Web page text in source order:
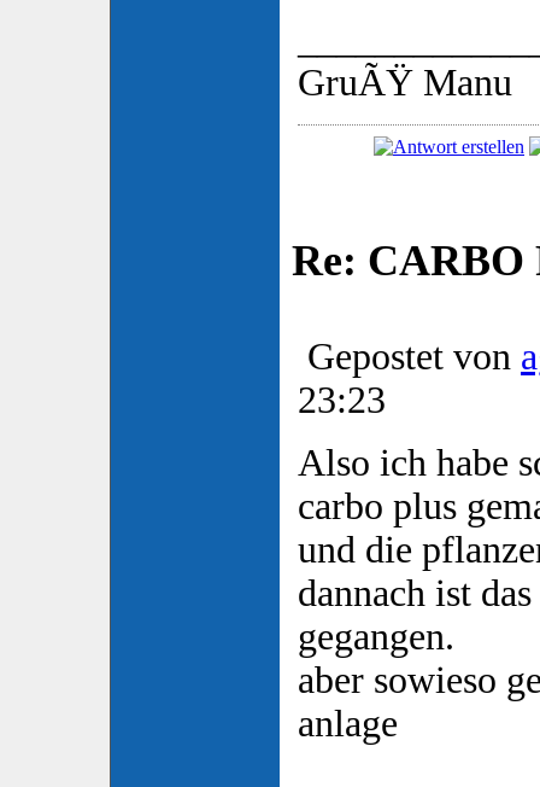
GruÃŸ Manu
Re: CARBO
Gepostet von
23:23
Also ich habe
carbo plus
und die
dannach ist
gegangen.
aber sowieso
anlage